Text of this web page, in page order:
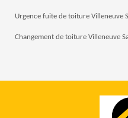
Urgence fuite de toiture Villeneuve
Changement de toiture Villeneuve